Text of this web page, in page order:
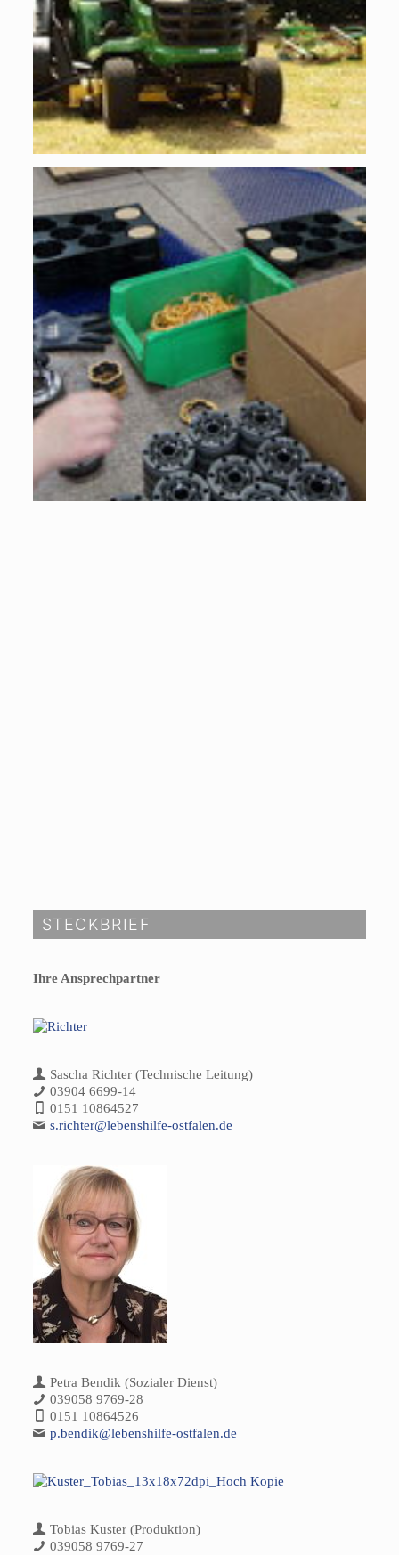
STECKBRIEF
Ihre Ansprechpartner
Sascha Richter (Technische Leitung)
03904 6699-14
0151 10864527
s.richter@lebenshilfe-ostfalen.de
Petra Bendik (Sozialer Dienst)
039058 9769-28
0151 10864526
p.bendik@lebenshilfe-ostfalen.de
Tobias Kuster (Produktion)
039058 9769-27